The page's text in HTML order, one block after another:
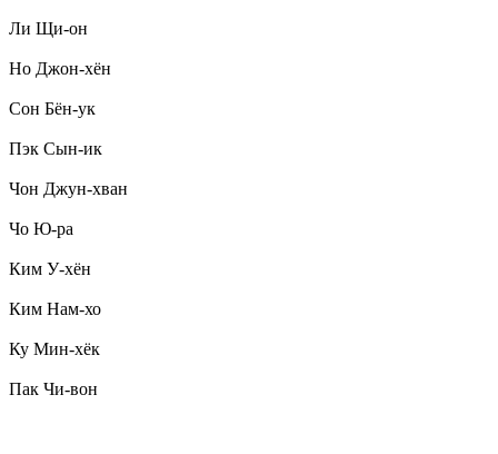
Ли Щи-он
Но Джон-хён
Сон Бён-ук
Пэк Сын-ик
Чон Джун-хван
Чо Ю-ра
Ким У-хён
Ким Нам-хо
Ку Мин-хёк
Пак Чи-вон